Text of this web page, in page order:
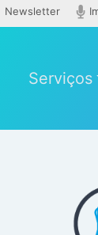
Newsletter
Serviços